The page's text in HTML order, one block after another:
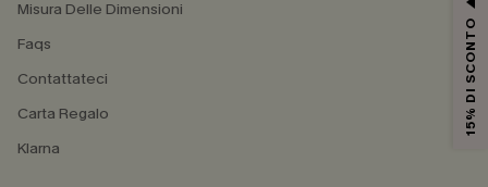
Misura Delle Dimensioni
Faqs
Contattateci
Carta Regalo
Klarna
15% DI SCONTO